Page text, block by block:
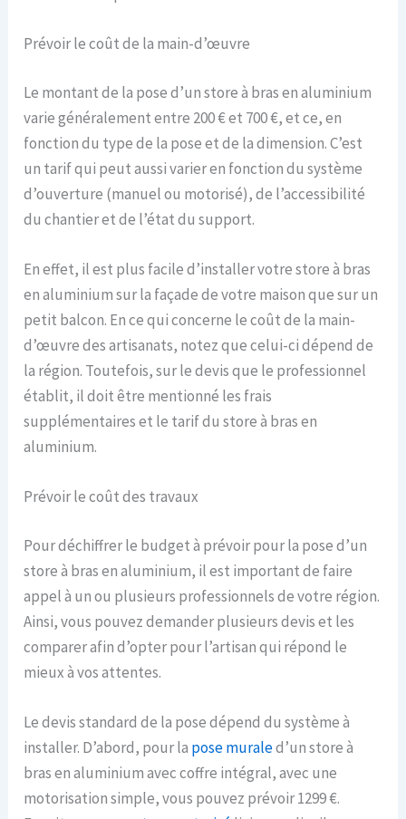
Prévoir le coût de la main-d’œuvre
Le montant de la pose d’un store à bras en aluminium
varie généralement entre 200 € et 700 €, et ce, en
fonction du type de la pose et de la dimension. C’est
un tarif qui peut aussi varier en fonction du système
d’ouverture (manuel ou motorisé), de l’accessibilité
du chantier et de l’état du support.
En effet, il est plus facile d’installer votre store à bras
en aluminium sur la façade de votre maison que sur un
petit balcon. En ce qui concerne le coût de la main-
d’œuvre des artisanats, notez que celui-ci dépend de
la région. Toutefois, sur le devis que le professionnel
établit, il doit être mentionné les frais
supplémentaires et le tarif du store à bras en
aluminium.
Prévoir le coût des travaux
Pour déchiffrer le budget à prévoir pour la pose d’un
store à bras en aluminium, il est important de faire
appel à un ou plusieurs professionnels de votre région.
Ainsi, vous pouvez demander plusieurs devis et les
comparer afin d’opter pour l’artisan qui répond le
mieux à vos attentes.
Le devis standard de la pose dépend du système à
installer. D’abord, pour la pose muraled’un store à
bras en aluminium avec coffre intégral, avec une
motorisation simple, vous pouvez prévoir 1299 €.